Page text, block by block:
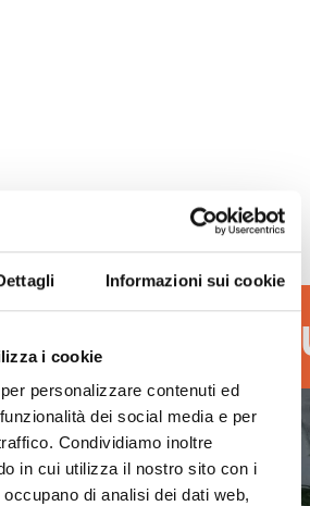
Informazioni sui cookie
i cookie
personalizzare contenuti ed
dei social media e per
Condividiamo inoltre
in cui utilizza il nostro sito con i
di analisi dei dati web,
the